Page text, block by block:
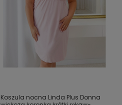
Koszula nocna Linda Plus Donna